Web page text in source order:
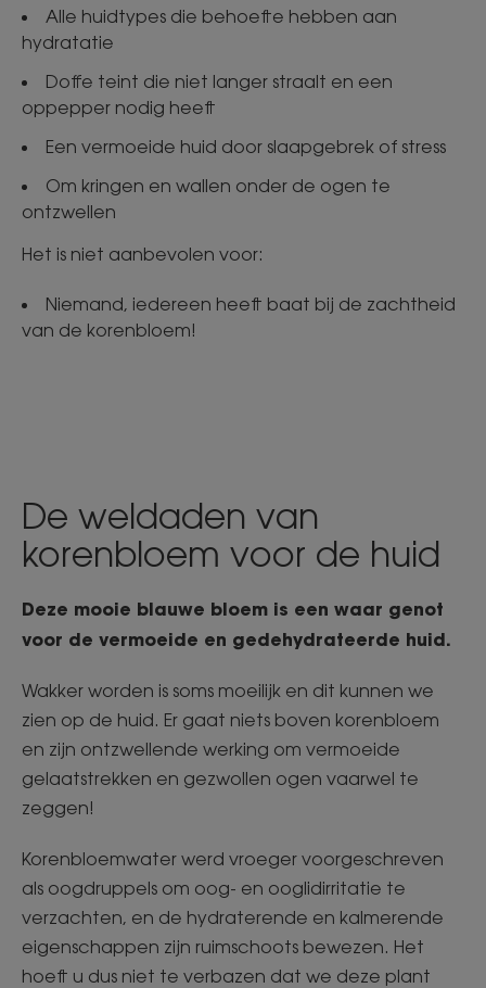
Alle huidtypes die behoefte hebben aan
hydratatie
Doffe teint die niet langer straalt en een
oppepper nodig heeft
Een vermoeide huid door slaapgebrek of stress
Om kringen en wallen onder de ogen te
ontzwellen
Het is niet aanbevolen voor:
Niemand, iedereen heeft baat bij de zachtheid
van de korenbloem!
De weldaden van
korenbloem voor de huid
Deze mooie blauwe bloem is een waar genot
voor de vermoeide en gedehydrateerde huid.
Wakker worden is soms moeilijk en dit kunnen we
zien op de huid. Er gaat niets boven korenbloem
en zijn ontzwellende werking om vermoeide
gelaatstrekken en gezwollen ogen vaarwel te
zeggen!
Korenbloemwater werd vroeger voorgeschreven
als oogdruppels om oog- en ooglidirritatie te
verzachten, en de hydraterende en kalmerende
eigenschappen zijn ruimschoots bewezen. Het
hoeft u dus niet te verbazen dat we deze plant